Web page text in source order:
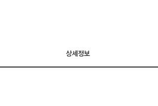
상세정보